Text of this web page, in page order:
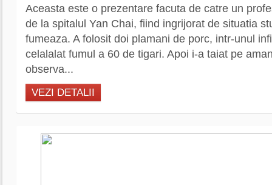
Aceasta este o prezentare facuta de catre un
de la spitalul Yan Chai, fiind ingrijorat de situatia
fumeaza. A folosit doi plamani de porc, intr-unul
celalalat fumul a 60 de tigari. Apoi i-a taiat pe
observa...
VEZI DETALII